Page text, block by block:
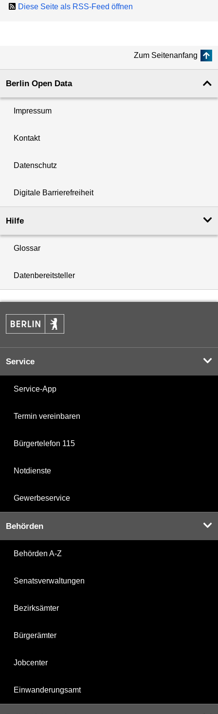
Diese Seite als RSS-Feed öffnen
Zum Seitenanfang
Berlin Open Data
Impressum
Kontakt
Datenschutz
Digitale Barrierefreiheit
Hilfe
Glossar
Datenbereitsteller
Service
Service-App
Termin vereinbaren
Bürgertelefon 115
Notdienste
Gewerbeservice
Behörden
Behörden A-Z
Senatsverwaltungen
Bezirksämter
Bürgerämter
Jobcenter
Einwanderungsamt